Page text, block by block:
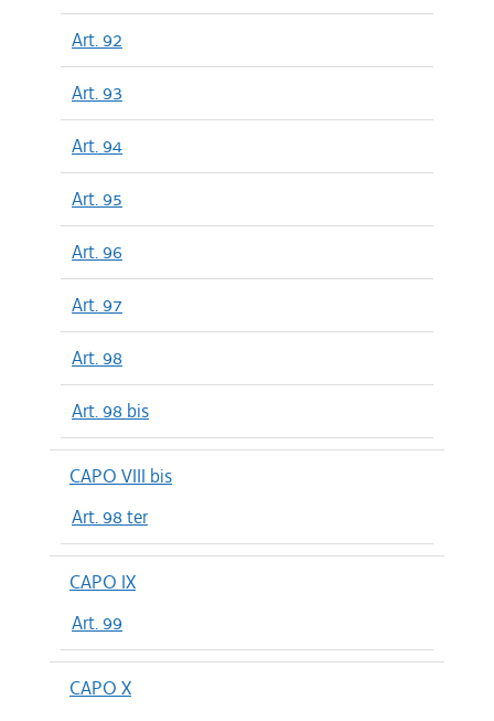
Art. 92
Art. 93
Art. 94
Art. 95
Art. 96
Art. 97
Art. 98
Art. 98 bis
CAPO VIII bis
Art. 98 ter
CAPO IX
Art. 99
CAPO X